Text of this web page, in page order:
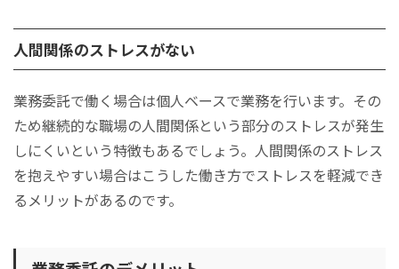
人間関係のストレスがない
業務委託で働く場合は個人ベースで業務を行います。その
ため継続的な職場の人間関係という部分のストレスが発生
しにくいという特徴もあるでしょう。人間関係のストレス
を抱えやすい場合はこうした働き方でストレスを軽減でき
るメリットがあるのです。